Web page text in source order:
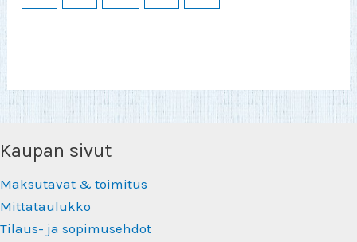
tuotteen
Kaupan sivut
Maksutavat & toimitus
Mittataulukko
Tilaus- ja sopimusehdot